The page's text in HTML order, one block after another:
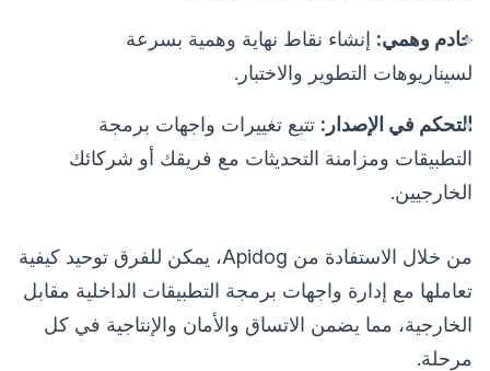
خادم وهمي: إنشاء نقاط نهاية وهمية بسرعة
لسيناريوهات التطوير والاختبار.
التحكم في الإصدار: تتبع تغييرات واجهات برمجة
التطبيقات ومزامنة التحديثات مع فريقك أو شركائك
الخارجيين.
من خلال الاستفادة من Apidog، يمكن للفرق توحيد كيفية
تعاملها مع إدارة واجهات برمجة التطبيقات الداخلية مقابل
الخارجية، مما يضمن الاتساق والأمان والإنتاجية في كل
مرحلة.